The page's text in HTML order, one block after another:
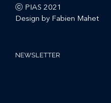
ⓒ PIAS 2021
Design by Fabien Mahet
NEWSLETTER